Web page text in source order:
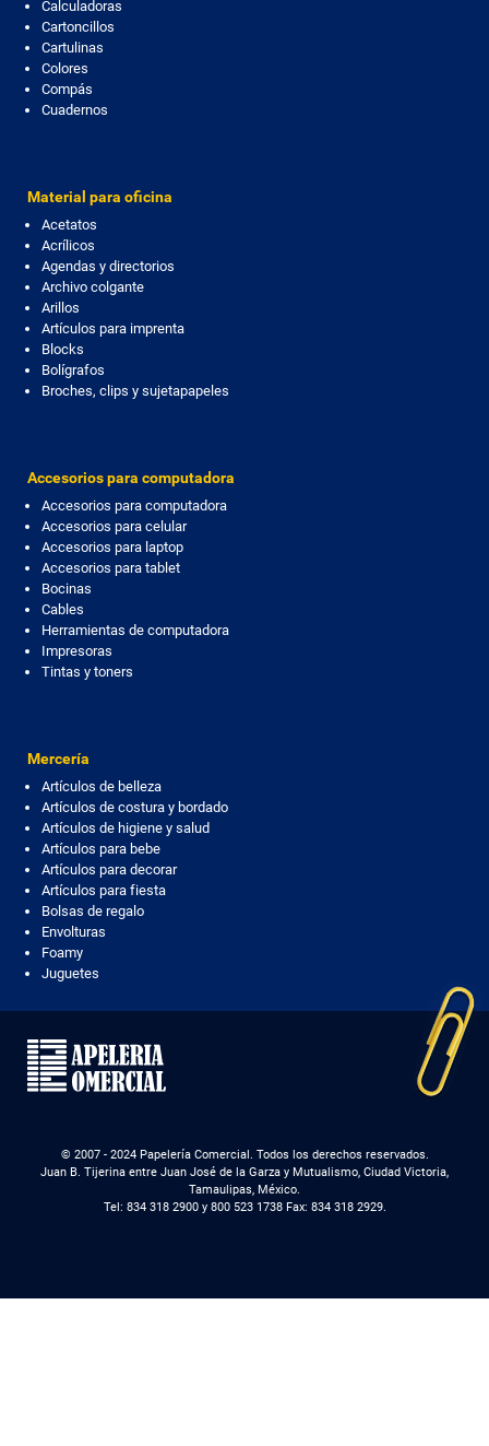
Calculadoras
Cartoncillos
Cartulinas
Colores
Compás
Cuadernos
Material para oficina
Acetatos
Acrílicos
Agendas y directorios
Archivo colgante
Arillos
Artículos para imprenta
Blocks
Bolígrafos
Broches, clips y sujetapapeles
Accesorios para computadora
Accesorios para computadora
Accesorios para celular
Accesorios para laptop
Accesorios para tablet
Bocinas
Cables
Herramientas de computadora
Impresoras
Tintas y toners
Mercería
Artículos de belleza
Artículos de costura y bordado
Artículos de higiene y salud
Artículos para bebe
Artículos para decorar
Artículos para fiesta
Bolsas de regalo
Envolturas
Foamy
Juguetes
© 2007 - 2024 Papelería Comercial. Todos los derechos reservados.
Juan B. Tijerina entre Juan José de la Garza y Mutualismo, Ciudad Victoria,
Tamaulipas, México.
Tel: 834 318 2900 y 800 523 1738 Fax: 834 318 2929.